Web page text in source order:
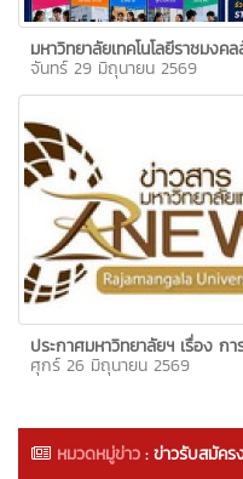
มหาวิทยาลัยเทคโนโลยีราชมง
จันทร์ 29 มิถุนายน 2569
ประกาศมหาวิทยาลัยฯ เรื่อง ก
ศุกร์ 26 มิถุนายน 2569
หมวดหมู่ข่าว:ข่าวรับสมัคร